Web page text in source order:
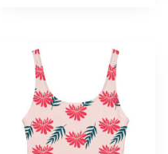
Questo
prodotto
varianti.